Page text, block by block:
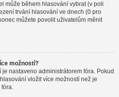
může během hlasování vybrat (v poli
trvání hlasování ve dnech (0 pro
můžete povolit uživatelům měnit
možností?
nastaveno administrátorem fóra. Pokud
vložit více možností než je
fóra.